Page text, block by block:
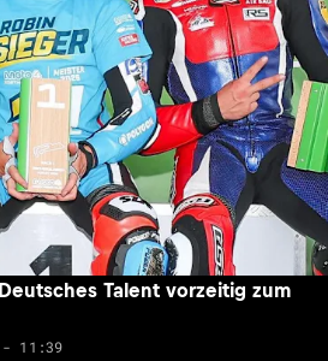
Talent vorzeitig zum
- 11:39